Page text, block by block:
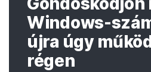
Windows-
újra úgy
régen